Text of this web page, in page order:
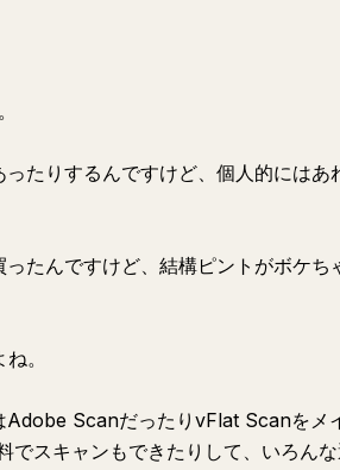
たりするんですけど、個人的にはあ
たんですけど、結構ピントがボケち
。
Adobe ScanだったりvFlat Scanをメ
スキャンもできたりして、いろん